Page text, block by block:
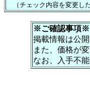
（チェック内容を変更し
※ご確認事項※
掲載情報は公
また、価格が
なお、入手不